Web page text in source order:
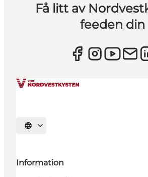
Få litt av
feeden din
Velg språk
Information